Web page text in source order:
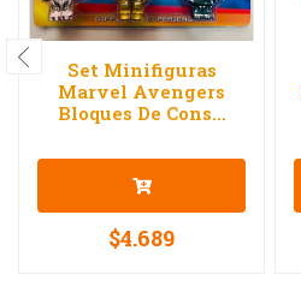
Set Minifiguras
Marvel Avengers
Bloques De Cons...
$4.689